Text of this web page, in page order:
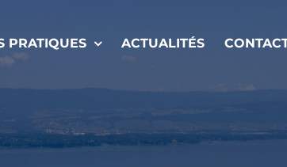
PRATIQUES ACTUALITÉS